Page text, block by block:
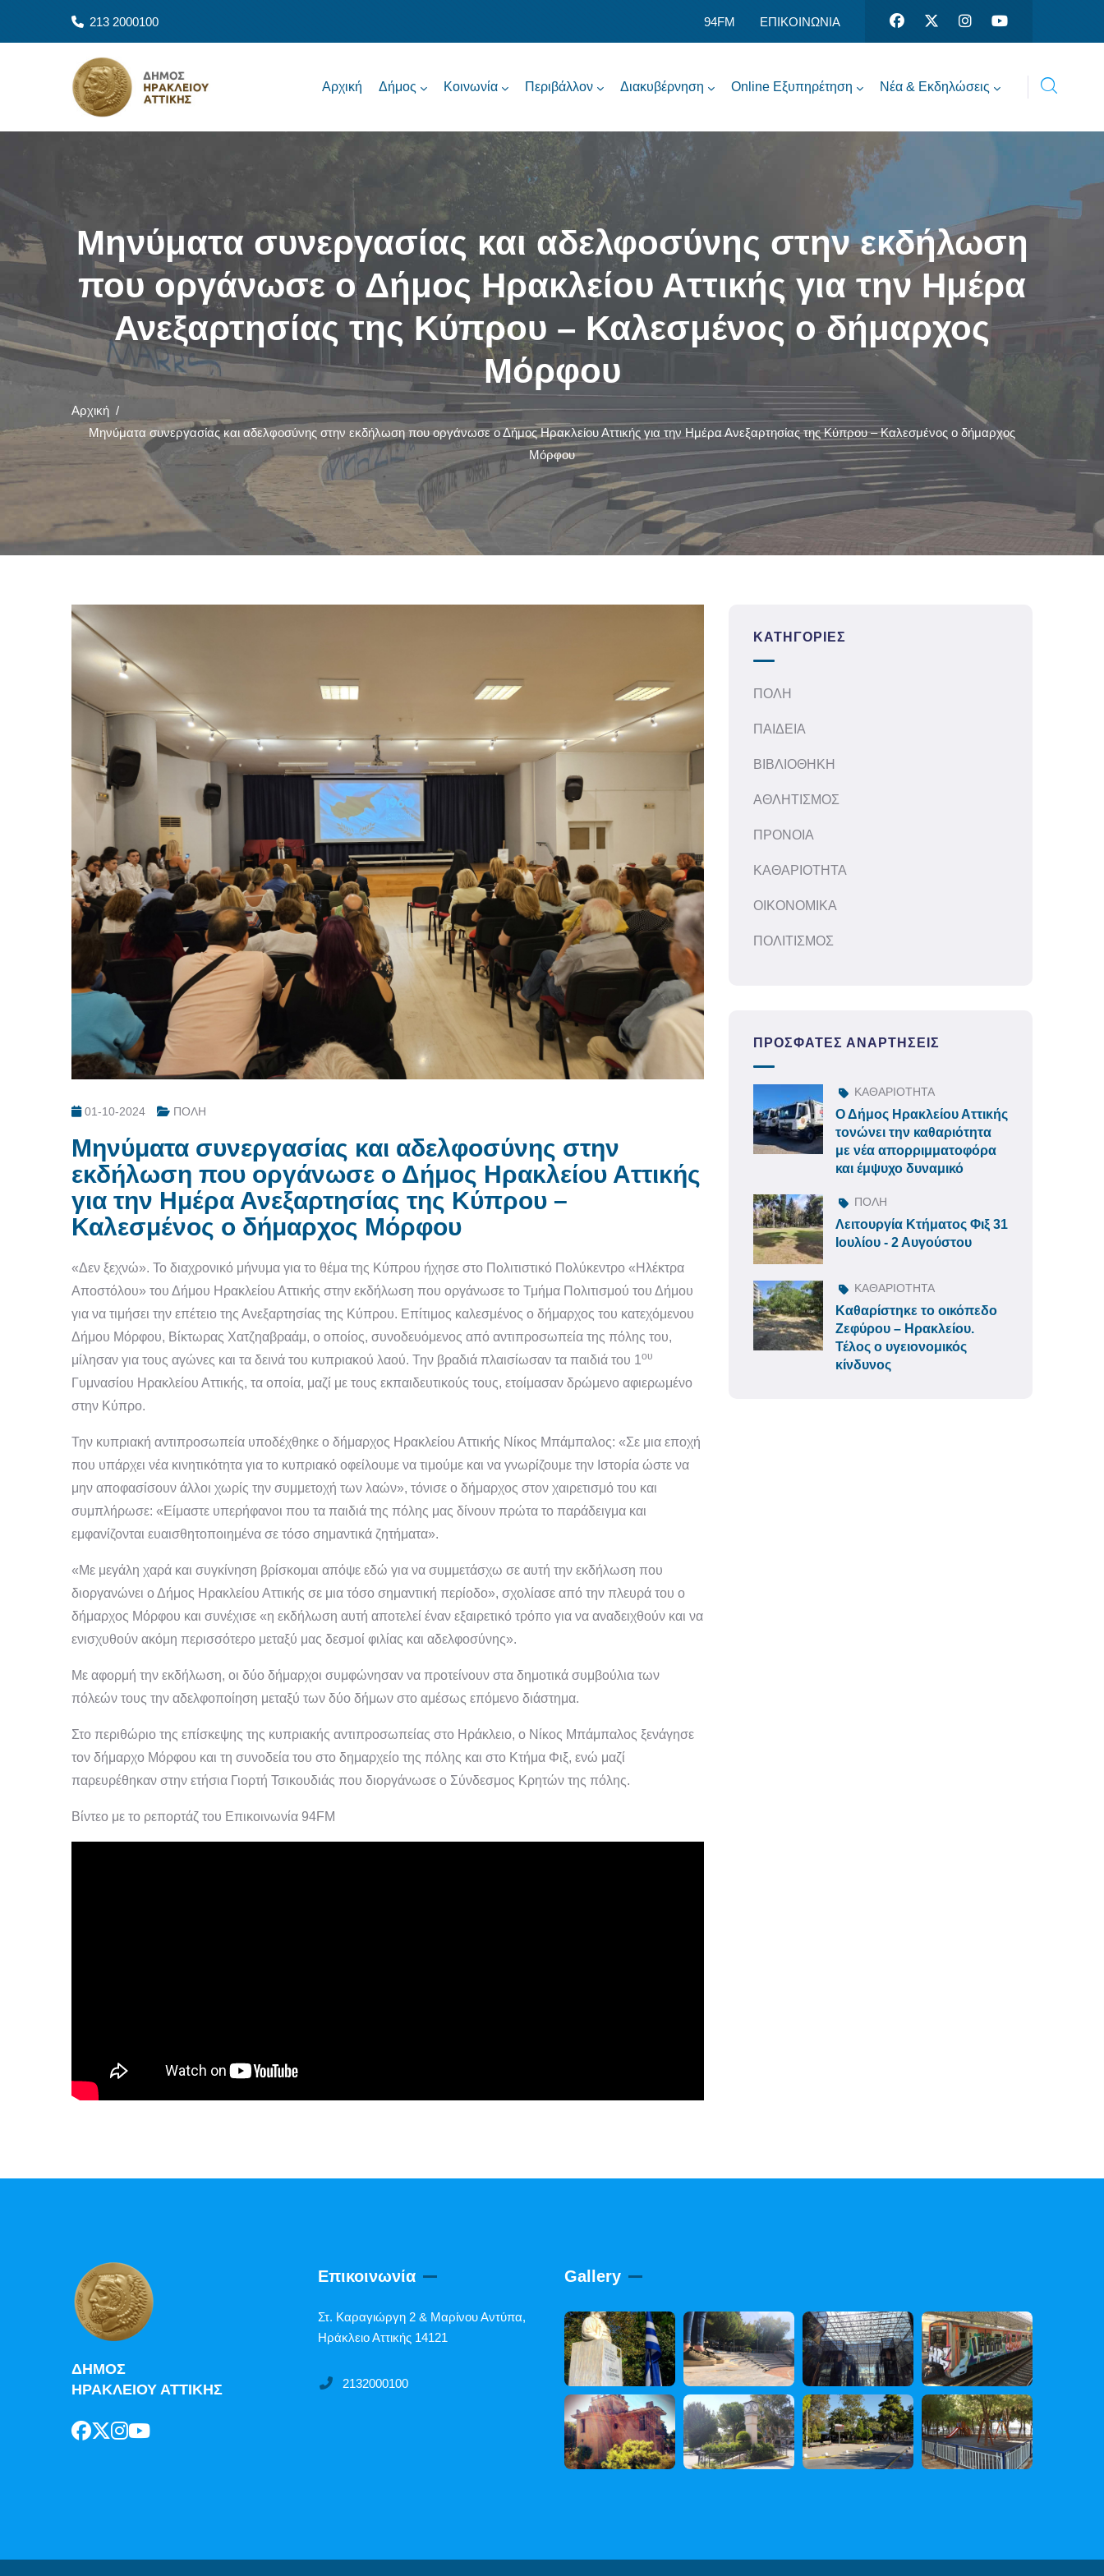
213 2000100 94FM ΕΠΙΚΟΙΝΩΝΙΑ
Αρχική Δήμος Κοινωνία Περιβάλλον Διακυβέρνηση Online Εξυπηρέτηση Νέα & Εκδηλώσεις
Μηνύματα συνεργασίας και αδελφοσύνης στην εκδήλωση
που οργάνωσε ο Δήμος Ηρακλείου Αττικής για την Ημέρα
Ανεξαρτησίας της Κύπρου – Καλεσμένος ο δήμαρχος
Μόρφου
Αρχική /
Μηνύματα συνεργασίας και αδελφοσύνης στην εκδήλωση που οργάνωσε ο Δήμος Ηρακλείου Αττικής για την Ημέρα Ανεξαρτησίας της Κύπρου – Καλεσμένος ο δήμαρχος
Μόρφου
01-10-2024 ΠΟΛΗ
Μηνύματα συνεργασίας και αδελφοσύνης στην
εκδήλωση που οργάνωσε ο Δήμος Ηρακλείου Αττικής
για την Ημέρα Ανεξαρτησίας της Κύπρου –
Καλεσμένος ο δήμαρχος Μόρφου
«Δεν ξεχνώ». Το διαχρονικό μήνυμα για το θέμα της Κύπρου ήχησε στο Πολιτιστικό Πολύκεντρο «Ηλέκτρα
Αποστόλου» του Δήμου Ηρακλείου Αττικής στην εκδήλωση που οργάνωσε το Τμήμα Πολιτισμού του Δήμου
για να τιμήσει την επέτειο της Ανεξαρτησίας της Κύπρου. Επίτιμος καλεσμένος ο δήμαρχος του κατεχόμενου
Δήμου Μόρφου, Βίκτωρας Χατζηαβραάμ, ο οποίος, συνοδευόμενος από αντιπροσωπεία της πόλης του,
μίλησαν για τους αγώνες και τα δεινά του κυπριακού λαού. Την βραδιά πλαισίωσαν τα παιδιά του 1ου
Γυμνασίου Ηρακλείου Αττικής, τα οποία, μαζί με τους εκπαιδευτικούς τους, ετοίμασαν δρώμενο αφιερωμένο
στην Κύπρο.
Την κυπριακή αντιπροσωπεία υποδέχθηκε ο δήμαρχος Ηρακλείου Αττικής Νίκος Μπάμπαλος: «Σε μια εποχή
που υπάρχει νέα κινητικότητα για το κυπριακό οφείλουμε να τιμούμε και να γνωρίζουμε την Ιστορία ώστε να
μην αποφασίσουν άλλοι χωρίς την συμμετοχή των λαών», τόνισε ο δήμαρχος στον χαιρετισμό του και
συμπλήρωσε: «Είμαστε υπερήφανοι που τα παιδιά της πόλης μας δίνουν πρώτα το παράδειγμα και
εμφανίζονται ευαισθητοποιημένα σε τόσο σημαντικά ζητήματα».
«Με μεγάλη χαρά και συγκίνηση βρίσκομαι απόψε εδώ για να συμμετάσχω σε αυτή την εκδήλωση που
διοργανώνει ο Δήμος Ηρακλείου Αττικής σε μια τόσο σημαντική περίοδο», σχολίασε από την πλευρά του ο
δήμαρχος Μόρφου και συνέχισε «η εκδήλωση αυτή αποτελεί έναν εξαιρετικό τρόπο για να αναδειχθούν και να
ενισχυθούν ακόμη περισσότερο μεταξύ μας δεσμοί φιλίας και αδελφοσύνης».
Με αφορμή την εκδήλωση, οι δύο δήμαρχοι συμφώνησαν να προτείνουν στα δημοτικά συμβούλια των
πόλεών τους την αδελφοποίηση μεταξύ των δύο δήμων στο αμέσως επόμενο διάστημα.
Στο περιθώριο της επίσκεψης της κυπριακής αντιπροσωπείας στο Ηράκλειο, ο Νίκος Μπάμπαλος ξενάγησε
τον δήμαρχο Μόρφου και τη συνοδεία του στο δημαρχείο της πόλης και στο Κτήμα Φιξ, ενώ μαζί
παρευρέθηκαν στην ετήσια Γιορτή Τσικουδιάς που διοργάνωσε ο Σύνδεσμος Κρητών της πόλης.
Βίντεο με το ρεπορτάζ του Επικοινωνία 94FM
ΚΑΤΗΓΟΡΊΕΣ
ΠΟΛΗ
ΠΑΙΔΕΙΑ
ΒΙΒΛΙΟΘΗΚΗ
ΑΘΛΗΤΙΣΜΟΣ
ΠΡΟΝΟΙΑ
ΚΑΘΑΡΙΟΤΗΤΑ
ΟΙΚΟΝΟΜΙΚΑ
ΠΟΛΙΤΙΣΜΟΣ
ΠΡΌΣΦΑΤΕΣ ΑΝΑΡΤΉΣΕΙΣ
ΚΑΘΑΡΙΟΤΗΤΑ
Ο Δήμος Ηρακλείου Αττικής
τονώνει την καθαριότητα
με νέα απορριμματοφόρα
και έμψυχο δυναμικό
ΠΟΛΗ
Λειτουργία Κτήματος Φιξ 31
Ιουλίου - 2 Αυγούστου
ΚΑΘΑΡΙΟΤΗΤΑ
Καθαρίστηκε το οικόπεδο
Ζεφύρου – Ηρακλείου.
Τέλος ο υγειονομικός
κίνδυνος
ΔΗΜΟΣ
ΗΡΑΚΛΕΙΟΥ ΑΤΤΙΚΗΣ
Επικοινωνία
Στ. Καραγιώργη 2 & Μαρίνου Αντύπα,
Ηράκλειο Αττικής 14121
2132000100
Gallery